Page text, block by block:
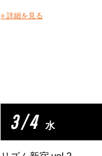
» 詳細を見る
3 / 4 水